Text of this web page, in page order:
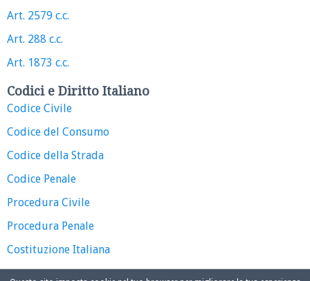
Art. 2579 c.c.
Art. 288 c.c.
Art. 1873 c.c.
Codici e Diritto Italiano
Codice Civile
Codice del Consumo
Codice della Strada
Codice Penale
Procedura Civile
Procedura Penale
Costituzione Italiana